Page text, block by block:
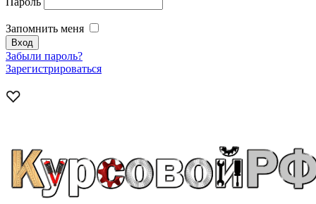
Запомнить меня
Забыли пароль?
Зарегистрироваться